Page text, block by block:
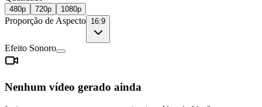
480p 720p 1080p
Proporção de Aspecto 16:9
Efeito Sonoro
Nenhum vídeo gerado ainda